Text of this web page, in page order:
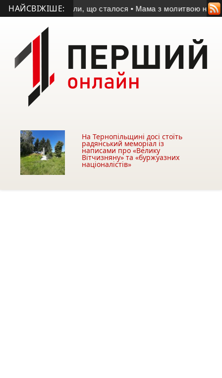
НАЙСВІЖІШЕ:
розповіли, що сталося • Мама з молитвою написала
На Тернопільщині досі стоїть
радянський меморіал із
написами про «Велику
Вітчизняну» та «буржуазних
націоналістів»